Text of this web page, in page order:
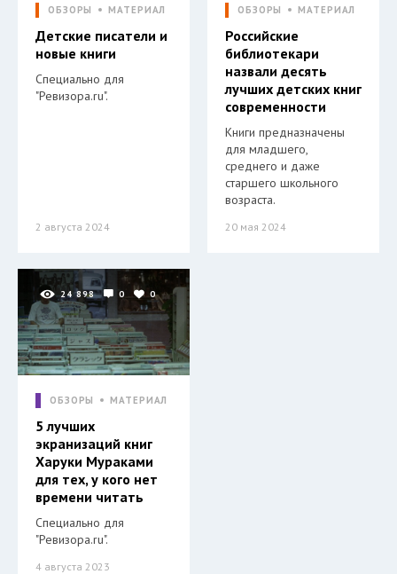
ОБЗОРЫ МАТЕРИАЛ
Детские писатели и
новые книги
Специально для
"Ревизора.ru".
2 августа 2024
ОБЗОРЫ МАТЕРИАЛ
Российские
библиотекари
назвали десять
лучших детских книг
современности
Книги предназначены
для младшего,
среднего и даже
старшего школьного
возраста.
20 мая 2024
24 898 0 0
ОБЗОРЫ МАТЕРИАЛ
5 лучших
экранизаций книг
Харуки Мураками
для тех, у кого нет
времени читать
Специально для
"Ревизора.ru".
4 августа 2023